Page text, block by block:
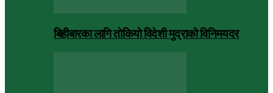
बिहीबारका लागि तोकियो विदेशी मुद्राको विनिमयदर